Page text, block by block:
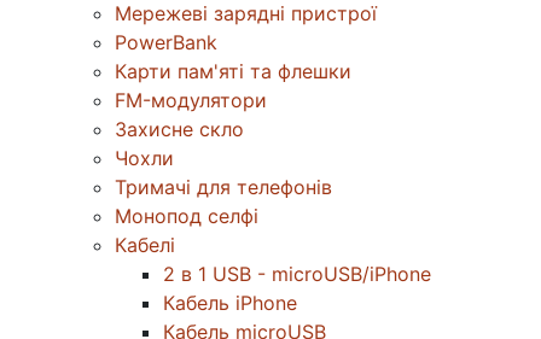
Мережеві зарядні пристрої
PowerBank
Карти пам'яті та флешки
FM-модулятори
Захисне скло
Чохли
Тримачі для телефонів
Монопод селфі
Кабелі
2 в 1 USB - microUSB/iPhone
Кабель iPhone
Кабель microUSB